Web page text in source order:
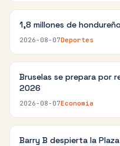
1,8 millones de
2026-08-07Deportes
Bruselas se prepara por
2026
2026-08-07Economía
Barry B despierta la